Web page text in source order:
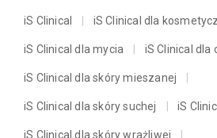
iS Clinical iS Clinical dla
iS Clinical dla mycia iS Clinical dla
iS Clinical dla skóry mieszanej
iS Clinical dla skóry suchej iS
iS Clinical dla skóry wrażliwej